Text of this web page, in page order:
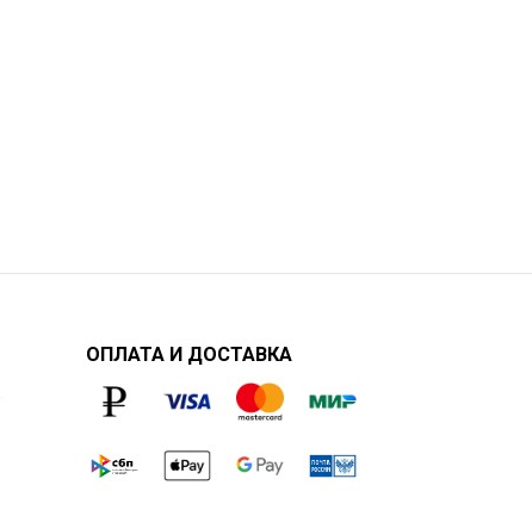
ОПЛАТА И ДОСТАВКА